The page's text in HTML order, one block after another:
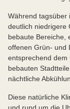
Während tagsüber
deutlich niedrigere
bebaute Bereiche,
offenen Grün- und
entsprechend dem
bebauten
nächtliche
Diese natürliche